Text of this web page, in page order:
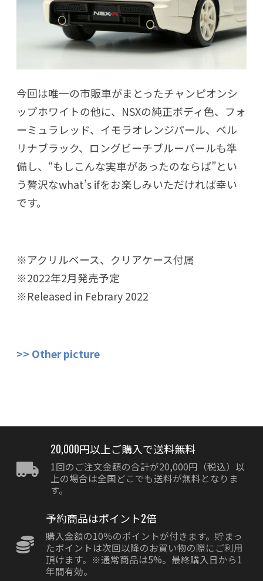
今回は唯一の市販車がまとったチャンピオンシ
ップホワイトの他に、NSXの純正ボディ色、フォ
ーミュラレッド、イモラオレンジパール、ベル
リナブラック、ロングビーチブルーパールも準
備し、“もしこんな実車があったのならば”とい
う贅沢なwhat’s ifをお楽しみいただければ幸い
です。
※アクリルベース、クリアケース付属
※2022年2月発売予定
※Released in Febrary 2022
>> Other picture
20,000円以上ご購入で送料無料
1回のご注文金額の合計が20,000円（税込）以
上の場合は全国どこでも送料が無料となりま
す。
予約商品はポイント2倍
購入金額の10％のポイントが付きます。貯まっ
たポイントは次回以降のお買い物の際にご利用
頂けます。※通常商品は5%。最終購入日から1
年間有効。